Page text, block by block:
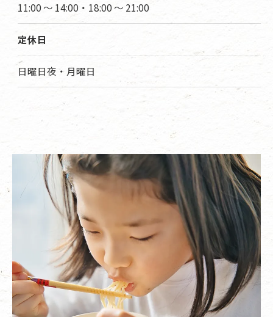
11:00 ～ 14:00・18:00 ～ 21:00
定休日
日曜日夜・月曜日